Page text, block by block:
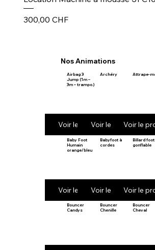
Prix
300,00 CHF
Nos Animations
Airbag 3
Jump (1m –
3m – trampo.)
Voir le produit
Archéry
Voir le produit
Attrape-
Voir le
Baby Foot
Humain
orange/bleu
Voir le produit
Babyfoot à
cordes
Voir le produit
Billard foot
gonflable
Voir le
Bouncer
Candys
Bouncer
Chenille
Bouncer
Cheval